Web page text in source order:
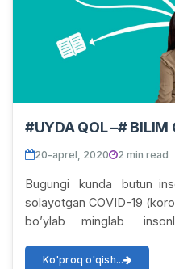
#UYDA QOL –# BILIM
20-aprel, 2020 2 min read
Bugungi kunda butun
solayotgan COVID-19
bo’ylab minglab
Ko'proq o'qish...